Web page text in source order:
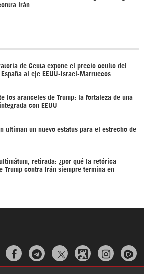
Irán
de Ceuta expone el precio oculto del
España al eje EEUU-Israel-Marruecos
los aranceles de Trump: la fortaleza de una
con EEUU
ultiman un nuevo estatus para el estrecho de
ultimátum, retirada: ¿por qué la retórica
Trump contra Irán siempre termina en
  